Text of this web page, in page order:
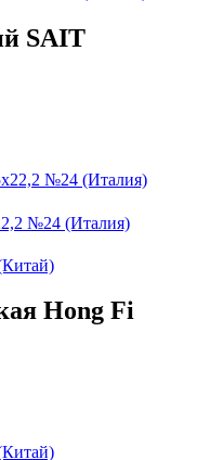
SAIT
№24 (Италия)
Hong Fi